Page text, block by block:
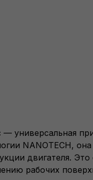
универсальная
NANOTECH,
двигателя.
рабочих